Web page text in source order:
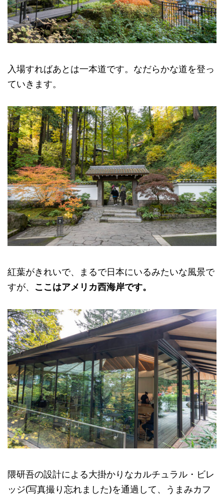
入場すればあとは一本道です。なだらかな道を登っ
ていきます。
紅葉がきれいで、まるで日本にいるみたいな風景で
すが、 ここはアメリカ西海岸です。
隈研吾の設計による大掛かりなカルチュラル・ビレ
ッジ(写真撮り忘れました)を通過して、うまみカフ